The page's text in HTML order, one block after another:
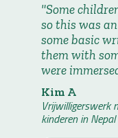
Some
so this was
some basic
them with
were
Kim A
Vrijwilligerswerk
kinderen in Nepal